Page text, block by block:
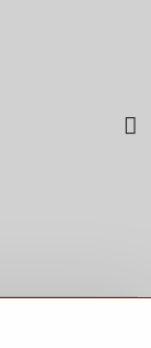
údajov